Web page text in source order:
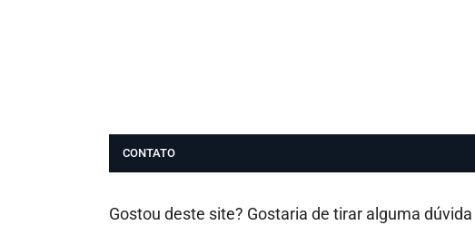
CONTATO
Gostou deste site? Gostaria de tirar alguma